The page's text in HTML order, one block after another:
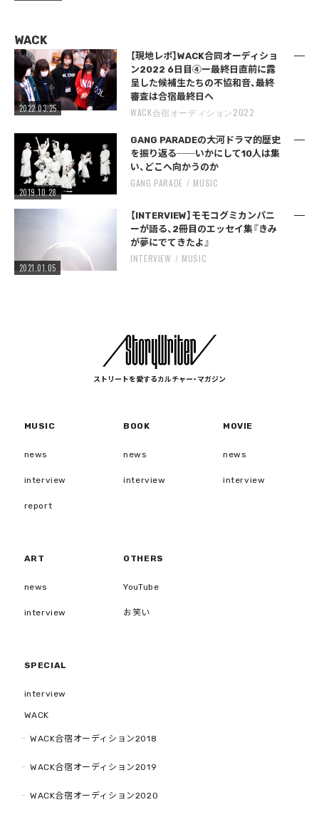
WACK
2022.03.25
【現地レポ】WACK合同オーディショ
ン2022 6日目④ー最終日直前に露
呈した候補生たちの不協和音、最終
審査は合宿最終日へ
WACK合宿オーディション2022
2019.10.28
GANG PARADEの大河ドラマ的歴史
を振り返る──いかにして10人は集
い、どこへ向かうのか
GANG PARADE MUSIC
2021.01.05
【INTERVIEW】モモコグミカンパニ
ーが語る、2冊目のエッセイ集『きみ
が夢にでてきたよ』
INTERVIEW MUSIC
ストリートを愛するカルチャー・マガジン
MUSIC
news
interview
report
BOOK
news
interview
MOVIE
news
interview
ART
news
interview
OTHERS
YouTube
お笑い
SPECIAL
interview
WACK
WACK合宿オーディション2018
WACK合宿オーディション2019
WACK合宿オーディション2020